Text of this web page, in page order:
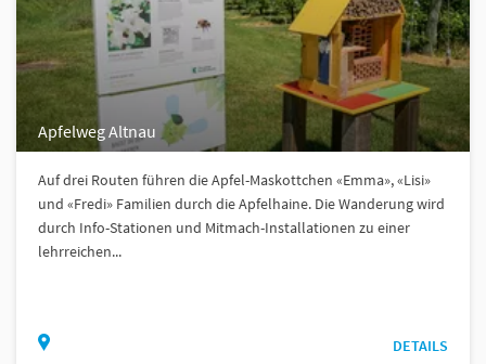
Apfelweg Altnau
Auf drei Routen führen die Apfel-Maskottchen «Emma», «Lisi»
und «Fredi» Familien durch die Apfelhaine. Die Wanderung wird
durch Info-Stationen und Mitmach-Installationen zu einer
lehrreichen...
DETAILS